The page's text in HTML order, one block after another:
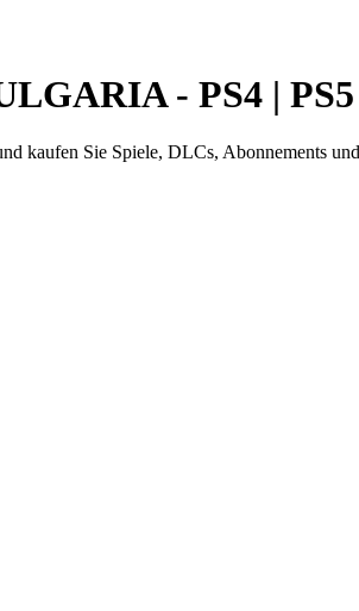
- PS4 | PS5
kaufen Sie Spiele, DLCs, Abonnements